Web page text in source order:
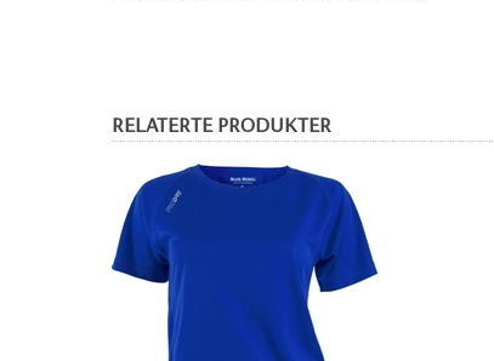
RELATERTE PRODUKTER